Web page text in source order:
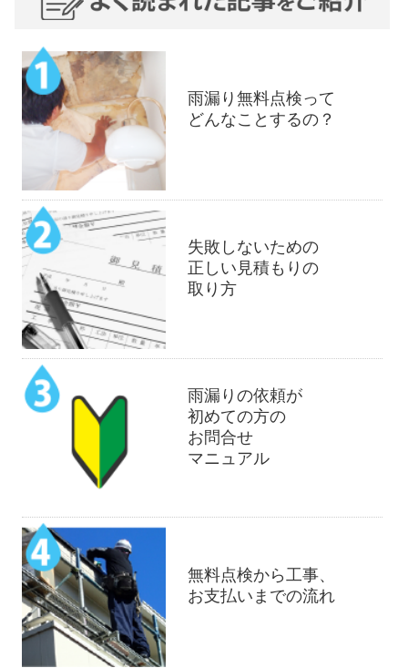
雨漏り無料点検って
どんなことするの？
失敗しないための
正しい見積もりの
取り方
雨漏りの依頼が
初めての方の
お問合せ
マニュアル
無料点検から工事、
お支払いまでの流れ